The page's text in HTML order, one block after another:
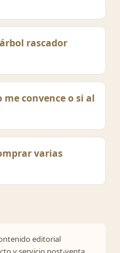
rascador
me convence o si al
varias
editorial